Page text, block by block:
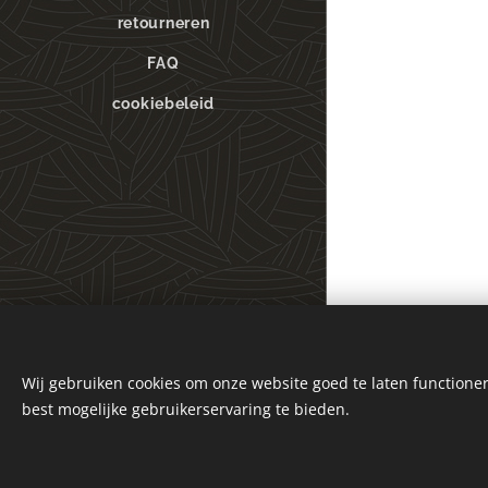
retourneren
FAQ
cookiebeleid
© 2023 Alle rechten voorbehouden
Wij gebruiken cookies om onze website goed te laten
best mogelijke gebruikerservaring te bieden.